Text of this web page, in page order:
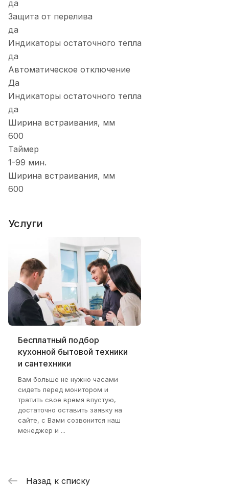
да
Защита от перелива
да
Индикаторы остаточного тепла
да
Автоматическое отключение
Да
Индикаторы остаточного тепла
да
Ширина встраивания, мм
600
Таймер
1-99 мин.
Ширина встраивания, мм
600
Услуги
Бесплатный подбор
кухонной бытовой техники
и сантехники
Вам больше не нужно часами
сидеть перед монитором и
тратить свое время впустую,
достаточно оставить заявку на
сайте, с Вами созвонится наш
менеджер и ...
Назад к списку